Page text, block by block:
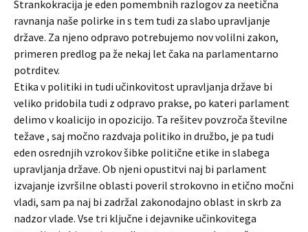
Strankokracija je eden pomembnih razlogov za neetična
ravnanja naše polirke in s tem tudi za slabo upravljanje
države. Za njeno odpravo potrebujemo nov volilni zakon,
primeren predlog pa že nekaj let čaka na parlamentarno
potrditev.
Etika v politiki in tudi učinkovitost upravljanja države bi
veliko pridobila tudi z odpravo prakse, po kateri parlament
delimo v koalicijo in opozicijo. Ta rešitev povzroča številne
težave , saj močno razdvaja politiko in družbo, je pa tudi
eden osrednjih vzrokov šibke politične etike in slabega
upravljanja države. Ob njeni opustitvi naj bi parlament
izvajanje izvršilne oblasti poveril strokovno in etično močni
vladi, sam pa naj bi zadržal zakonodajno oblast in skrb za
nadzor vlade. Vse tri ključne i dejavnike učinkovitega